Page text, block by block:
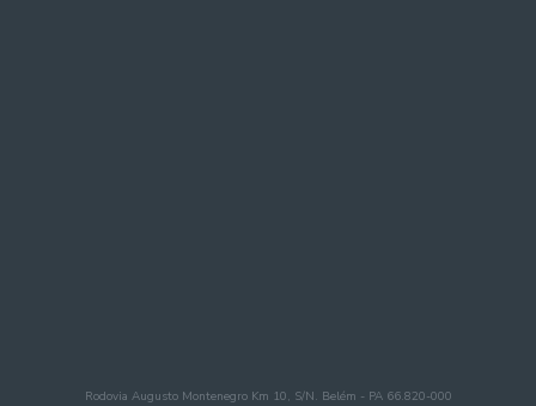
Rodovia Augusto Montenegro Km 10, S/N. Belém - PA 66.820-000